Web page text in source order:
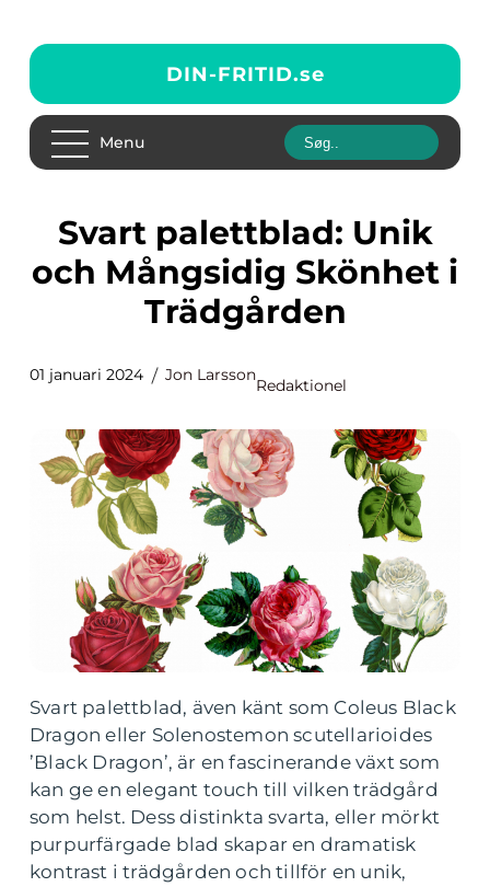
DIN-FRITID.se
Menu
Svart palettblad: Unik
och Mångsidig Skönhet i
Trädgården
01 januari 2024 Jon Larsson
Redaktionel
Svart palettblad, även känt som Coleus Black
Dragon eller Solenostemon scutellarioides
’Black Dragon’, är en fascinerande växt som
kan ge en elegant touch till vilken trädgård
som helst. Dess distinkta svarta, eller mörkt
purpurfärgade blad skapar en dramatisk
kontrast i trädgården och tillför en unik,